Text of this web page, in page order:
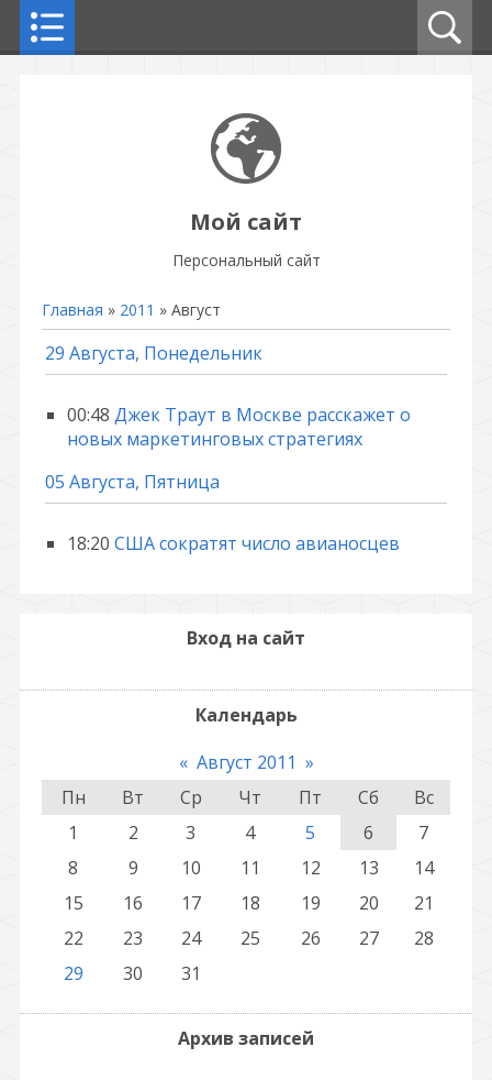
Мой сайт
Персональный сайт
Главная » 2011 » Август
29 Августа, Понедельник
00:48 Джек Траут в Москве расскажет о
новых маркетинговых стратегиях
05 Августа, Пятница
18:20 США сократят число авианосцев
Вход на сайт
Календарь
« Август 2011 »
Пн
Вт Ср Чт Пт Сб
Вс
1
2 3 4 5 6
7
8
9 10 11 12 13
14
15
16 17 18 19 20
21
22
23 24 25 26 27
28
29
30 31
Архив записей